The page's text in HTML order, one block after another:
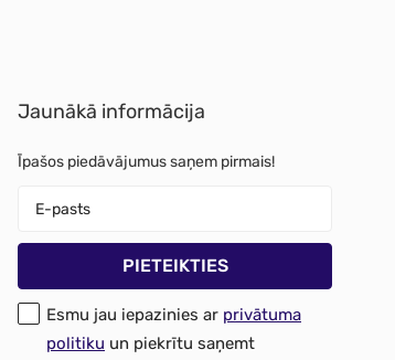
Jaunākā informācija
Īpašos piedāvājumus saņem pirmais!
Esmu jau iepazinies ar privātuma
politiku un piekrītu saņemt